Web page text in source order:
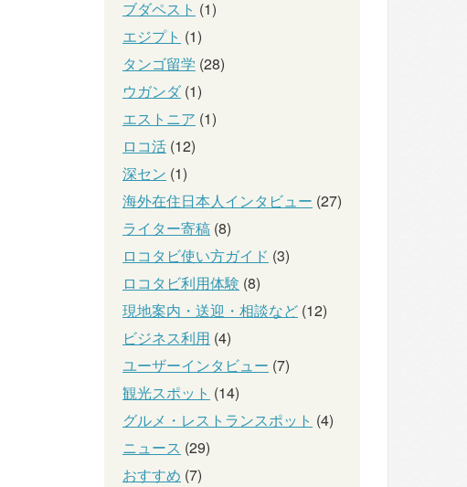
ブダペスト (1)
エジプト (1)
タンゴ留学 (28)
ウガンダ(1)
エストニア (1)
ロコ活 (12)
深セン (1)
海外在住日本人インタビュー (27)
ライター寄稿 (8)
ロコタビ使い方ガイド (3)
ロコタビ利用体験 (8)
現地案内・送迎・相談など (12)
ビジネス利用 (4)
ユーザーインタビュー (7)
観光スポット (14)
グルメ・レストランスポット (4)
ニュース (29)
おすすめ (7)